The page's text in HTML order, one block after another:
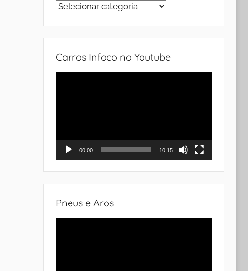
Sistemas
Carros Infoco no Youtube
00:00 10:15
Pneus e Aros